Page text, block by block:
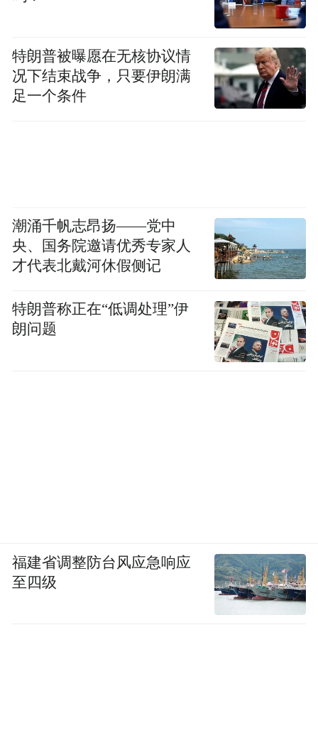
特朗普被曝愿在无核协议情
况下结束战争，只要伊朗满
足一个条件
潮涌千帆志昂扬——党中
央、国务院邀请优秀专家人
才代表北戴河休假侧记
特朗普称正在“低调处理”伊
朗问题
福建省调整防台风应急响应
至四级